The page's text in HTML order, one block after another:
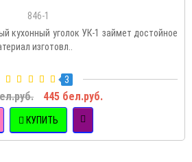
846-1
кухонный уголок УК-1 займет достойное
изготовл..
3
445 бел.руб.
КУПИТЬ